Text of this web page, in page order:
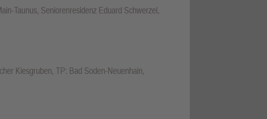
Taunus, Seniorenresidenz Eduard Schwerzel,
Kiesgruben, TP: Bad Soden-Neuenhain,